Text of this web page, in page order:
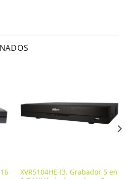
XVR5104HE-I3. Grabador 5 en